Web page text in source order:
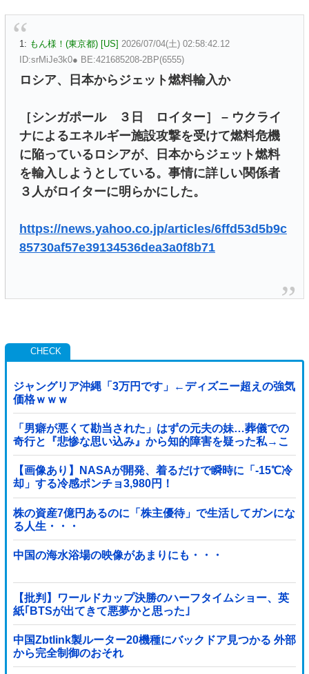
1: もん様！(東京都) [US] 2026/07/04(土) 02:58:42.12
ID:srMiJe3k0● BE:421685208-2BP(6555)
ロシア、日本からジェット燃料輸入か
［シンガポール ３日 ロイター］ – ウクライ
ナによるエネルギー施設攻撃を受け‌て燃料危機
に陥っているロシア⁠が、日本からジェット燃料
を輸入しようとしている。事情に詳しい​関係者
３人がロイターに明らかにした。
https://news.yahoo.co.jp/articles/6ffd53d5b9c
85730af57e39134536dea3a0f8b71
ジャングリア沖縄「3万円です」←ディズニー超えの強気
価格ｗｗｗ
「男癖が悪くて勘当された」はずの元夫の妹…葬儀での
奇行と『悲惨な思い込み』から知的障害を疑った私→こ
っそり病院へ誘導し行政保護させた話
【画像あり】NASAが開発、着るだけで瞬時に「-15℃冷
却」する冷感ポンチョ3,980円！
株の資産7億円あるのに「株主優待」で生活してガンにな
る人生・・・
中国の海水浴場の映像があまりにも・・・
【批判】ワールドカップ決勝のハーフタイムショー、英
紙｢BTSが出てきて悪夢かと思った｣
中国Zbtlink製ルーター20機種にバックドア見つかる 外部
から完全制御のおそれ